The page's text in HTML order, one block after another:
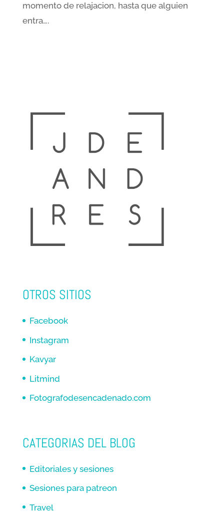
momento de relajacion, hasta que alguien
entra….
OTROS SITIOS
Facebook
Instagram
Kavyar
Litmind
Fotografodesencadenado.com
CATEGORIAS DEL BLOG
Editoriales y sesiones
Sesiones para patreon
Travel